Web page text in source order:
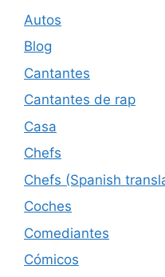
Autos
Blog
Cantantes
Cantantes de rap
Casa
Chefs
Chefs (Spanish
Coches
Comediantes
Cómicos